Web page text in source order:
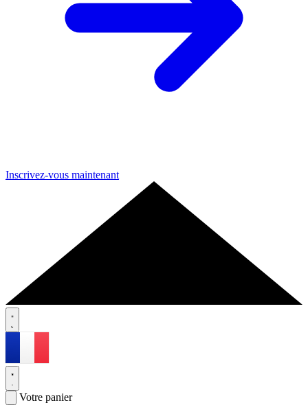
Inscrivez-vous maintenant
Votre panier